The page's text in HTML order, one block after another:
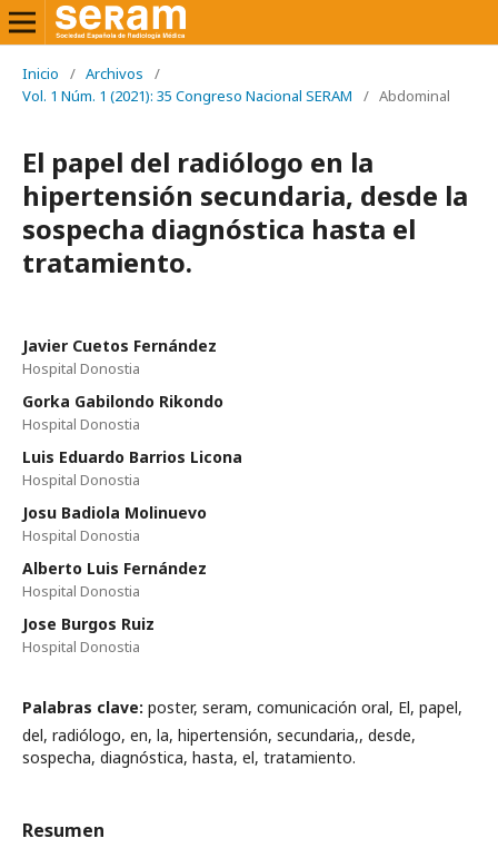
Inicio / Archivos
/
Vol. 1 Núm. 1 (2021): 35 Congreso Nacional SERAM
/ Abdominal
El papel del radiólogo en la
hipertensión secundaria, desde la
sospecha diagnóstica hasta el
tratamiento.
Javier Cuetos Fernández
Hospital Donostia
Gorka Gabilondo Rikondo
Hospital Donostia
Luis Eduardo Barrios Licona
Hospital Donostia
Josu Badiola Molinuevo
Hospital Donostia
Alberto Luis Fernández
Hospital Donostia
Jose Burgos Ruiz
Hospital Donostia
Palabras clave: poster, seram, comunicación oral, El, papel,
del, radiólogo, en, la, hipertensión, secundaria,, desde,
sospecha, diagnóstica, hasta, el, tratamiento.
Resumen